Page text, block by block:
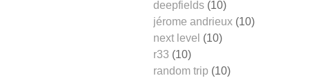
deepfields (10)
jérome andrieux (10)
next level (10)
r33 (10)
random trip (10)